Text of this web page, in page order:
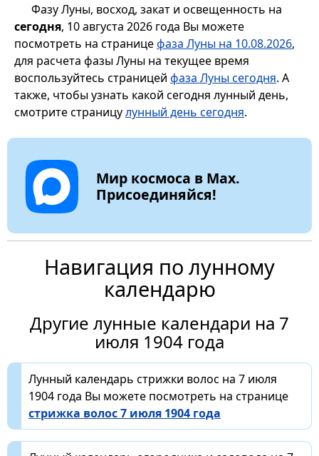
Фазу Луны, восход, закат и освещенность на
сегодня, 10 августа 2026 года Вы можете
посмотреть на страницефаза Луны на 10.08.2026,
для расчета фазы Луны на текущее время
воспользуйтесь страницей фаза Луны сегодня. А
также, чтобы узнать какой сегодня лунный день,
смотрите страницулунный день сегодня.
Мир космоса в Max.
Присоединяйся!
Навигация по лунному
календарю
Другие лунные календари на 7
июля 1904 года
Лунный календарь стрижки волос на 7 июля
1904 года Вы можете посмотреть на странице
стрижка волос 7 июля 1904 года